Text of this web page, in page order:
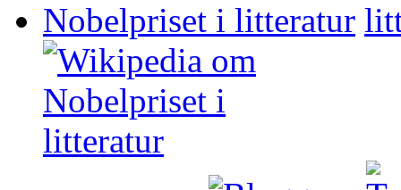
Nobelpriset i litteratur